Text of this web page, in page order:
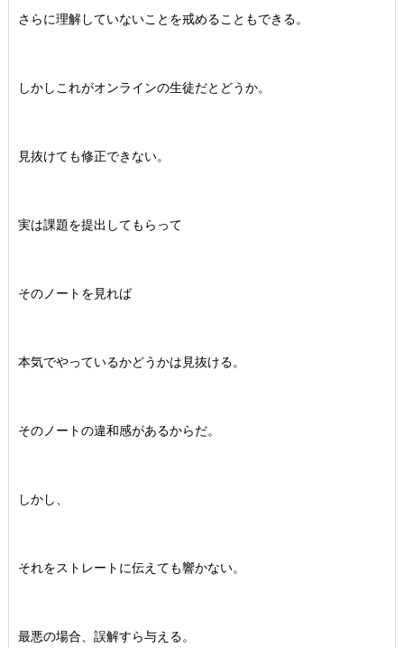
さらに理解していないことを戒めることもできる。
しかしこれがオンラインの生徒だとどうか。
見抜けても修正できない。
実は課題を提出してもらって
そのノートを見れば
本気でやっているかどうかは見抜ける。
そのノートの違和感があるからだ。
しかし、
それをストレートに伝えても響かない。
最悪の場合、誤解すら与える。